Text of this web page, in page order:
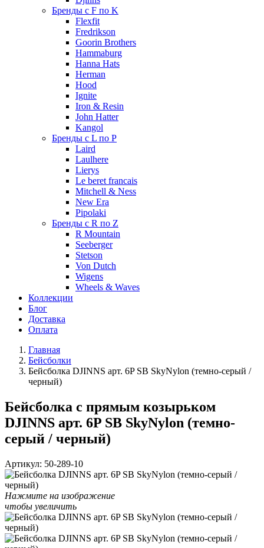
Бренды с F по K
Flexfit
Fredrikson
Goorin Brothers
Hammaburg
Hanna Hats
Herman
Hood
Ignite
Iron & Resin
John Hatter
Kangol
Бренды с L по P
Laird
Laulhere
Lierys
Le beret francais
Mitchell & Ness
New Era
Pipolaki
Бренды с R по Z
R Mountain
Seeberger
Stetson
Von Dutch
Wigens
Wheels & Waves
Коллекции
Блог
Доставка
Оплата
Главная
Бейсболки
Бейсболка DJINNS арт. 6P SB SkyNylon (темно-серый /
черный)
Бейсболка с прямым козырьком
DJINNS арт. 6P SB SkyNylon (темно-
серый / черный)
Артикул: 50-289-10
Нажмите на изображение
чтобы увеличить